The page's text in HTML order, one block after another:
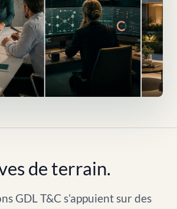
de terrain.
GDL T&C s’appuient sur des